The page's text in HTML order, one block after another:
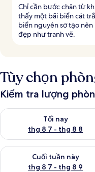
Chỉ cần bước chân từ
thấy một bãi biển cát
biển nguyên sơ tạo
đẹp như tranh vẽ.
Tùy chọn
Kiểm tra lượng
Tối nay
thg 8 7 - thg 8 8
Kiểm tra lượng phòng tối
Cuối tuần này
thg 8 7 - thg 8 9
Kiểm tra lượng phòng